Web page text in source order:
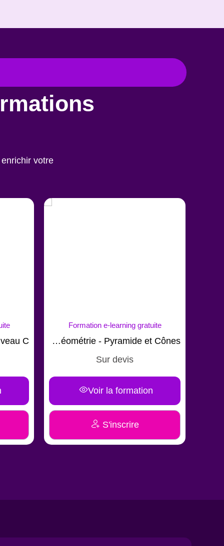
votre
Formation e-learning gratuite
Cours Géométrie - Pyramide et Cônes
Sur devis
Voir la formation
S'inscrire